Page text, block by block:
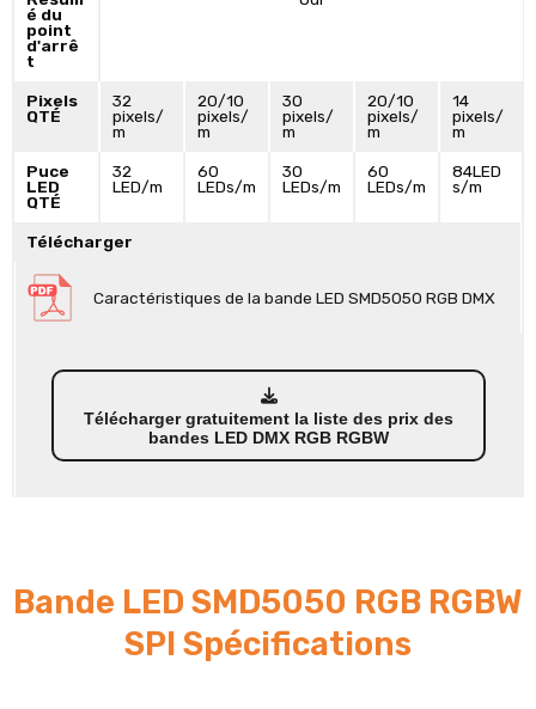
é du
point
d'arrê
t
Pixels
QTÉ
32
pixels/
m
20/10
pixels/
m
30
pixels/
m
20/10
pixels/
m
14
pixels/
m
Puce
LED
QTÉ
32
LED/m
60
LEDs/m
30
LEDs/m
60
LEDs/m
84LED
s/m
Télécharger
Caractéristiques de la bande LED SMD5050 RGB DMX
Télécharger gratuitement la liste des prix des
bandes LED DMX RGB RGBW
Bande LED SMD5050 RGB RGBW
SPI Spécifications